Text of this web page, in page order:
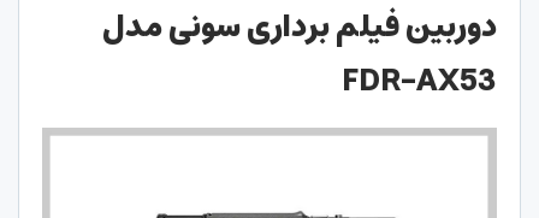
دوربین فیلم برداری سونی مدل
FDR-AX53